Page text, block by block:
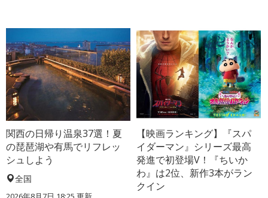
関西の日帰り温泉37選！夏
の琵琶湖や有馬でリフレッ
シュしよう
全国
【映画ランキング】『スパ
イダーマン』シリーズ最高
発進で初登場V！『ちいか
わ』は2位、新作3本がラン
クイン